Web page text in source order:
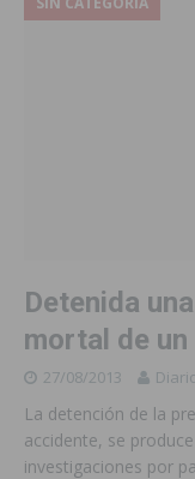
Detenida
mortal de
27/08/2013
La detención de la
accidente, se
investigaciones por